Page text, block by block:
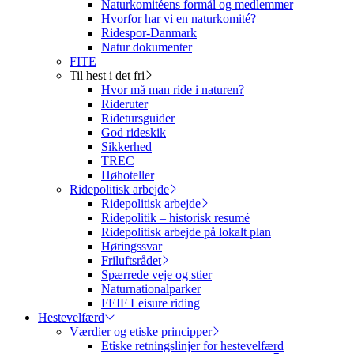
Naturkomitéens formål og medlemmer
Hvorfor har vi en naturkomité?
Ridespor-Danmark
Natur dokumenter
FITE
Til hest i det fri
Hvor må man ride i naturen?
Rideruter
Ridetursguider
God rideskik
Sikkerhed
TREC
Høhoteller
Ridepolitisk arbejde
Ridepolitisk arbejde
Ridepolitik – historisk resumé
Ridepolitisk arbejde på lokalt plan
Høringssvar
Friluftsrådet
Spærrede veje og stier
Naturnationalparker
FEIF Leisure riding
Hestevelfærd
Værdier og etiske principper
Etiske retningslinjer for hestevelfærd